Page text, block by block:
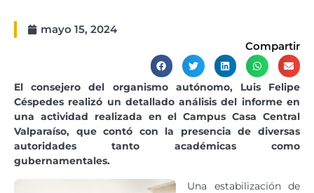
mayo 15, 2024
Compartir
El consejero del organismo autónomo, Luis Felipe
Céspedes realizó un detallado análisis del informe en
una actividad realizada en el Campus Casa Central
Valparaíso, que contó con la presencia de diversas
autoridades tanto académicas como
gubernamentales.
Una estabilización de